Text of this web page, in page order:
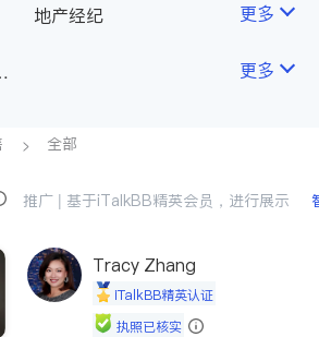
教育
非盈利组织
地产经纪 更多
更多
全部
推广 | 基于iTalkBB精英会员，进行展示
Tracy Zhang
iTalkBB精英认证
执照已核实